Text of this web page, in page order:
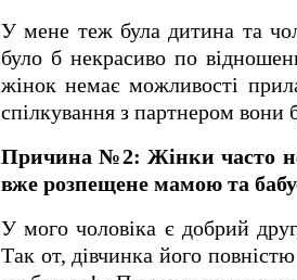
У мене теж була дитина та
було б некрасиво по
жінок немає можливості
спілкування з партнером вони
Причина №2: Жінки часто не
вже розпещене мамою та
У мого чоловіка є добрий
Так от, дівчинка його